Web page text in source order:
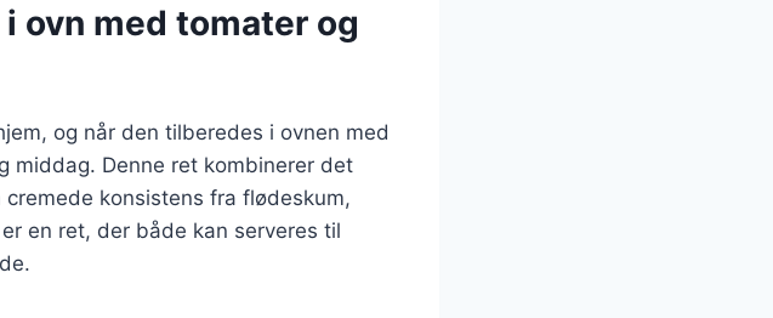
ovn med tomater og
og når den tilberedes i ovnen med
middag. Denne ret kombinerer det
konsistens fra flødeskum,
en ret, der både kan serveres til